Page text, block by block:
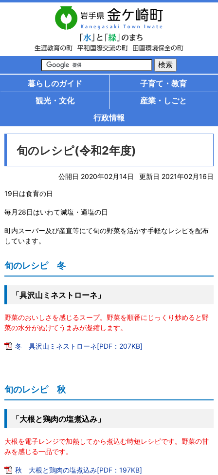
暮らしのガイド
子育て・教育
観光・文化
産業・しごと
行政情報
旬のレシピ(令和2年度)
公開日 2020年02月14日 更新日 2021年02月16日
19日は食育の日
毎月28日はいわて減塩・適塩の日
町内スーパー及び産直等にて旬の野菜を活かす手軽なレシピを配布
しています。
旬のレシピ 冬
「具沢山ミネストローネ」
野菜のおいしさを感じるスープ。野菜を順番にじっくり炒めると野
菜の水分がぬけてうまみが凝縮します。
冬 具沢山ミネストローネ[PDF：207KB]
旬のレシピ 秋
「大根と鶏肉の塩煮込み」
大根を電子レンジで加熱してから煮込む時短レシピです。野菜の甘
みを感じる一品です。
秋 大根と鶏肉の塩煮込み[PDF：197KB]